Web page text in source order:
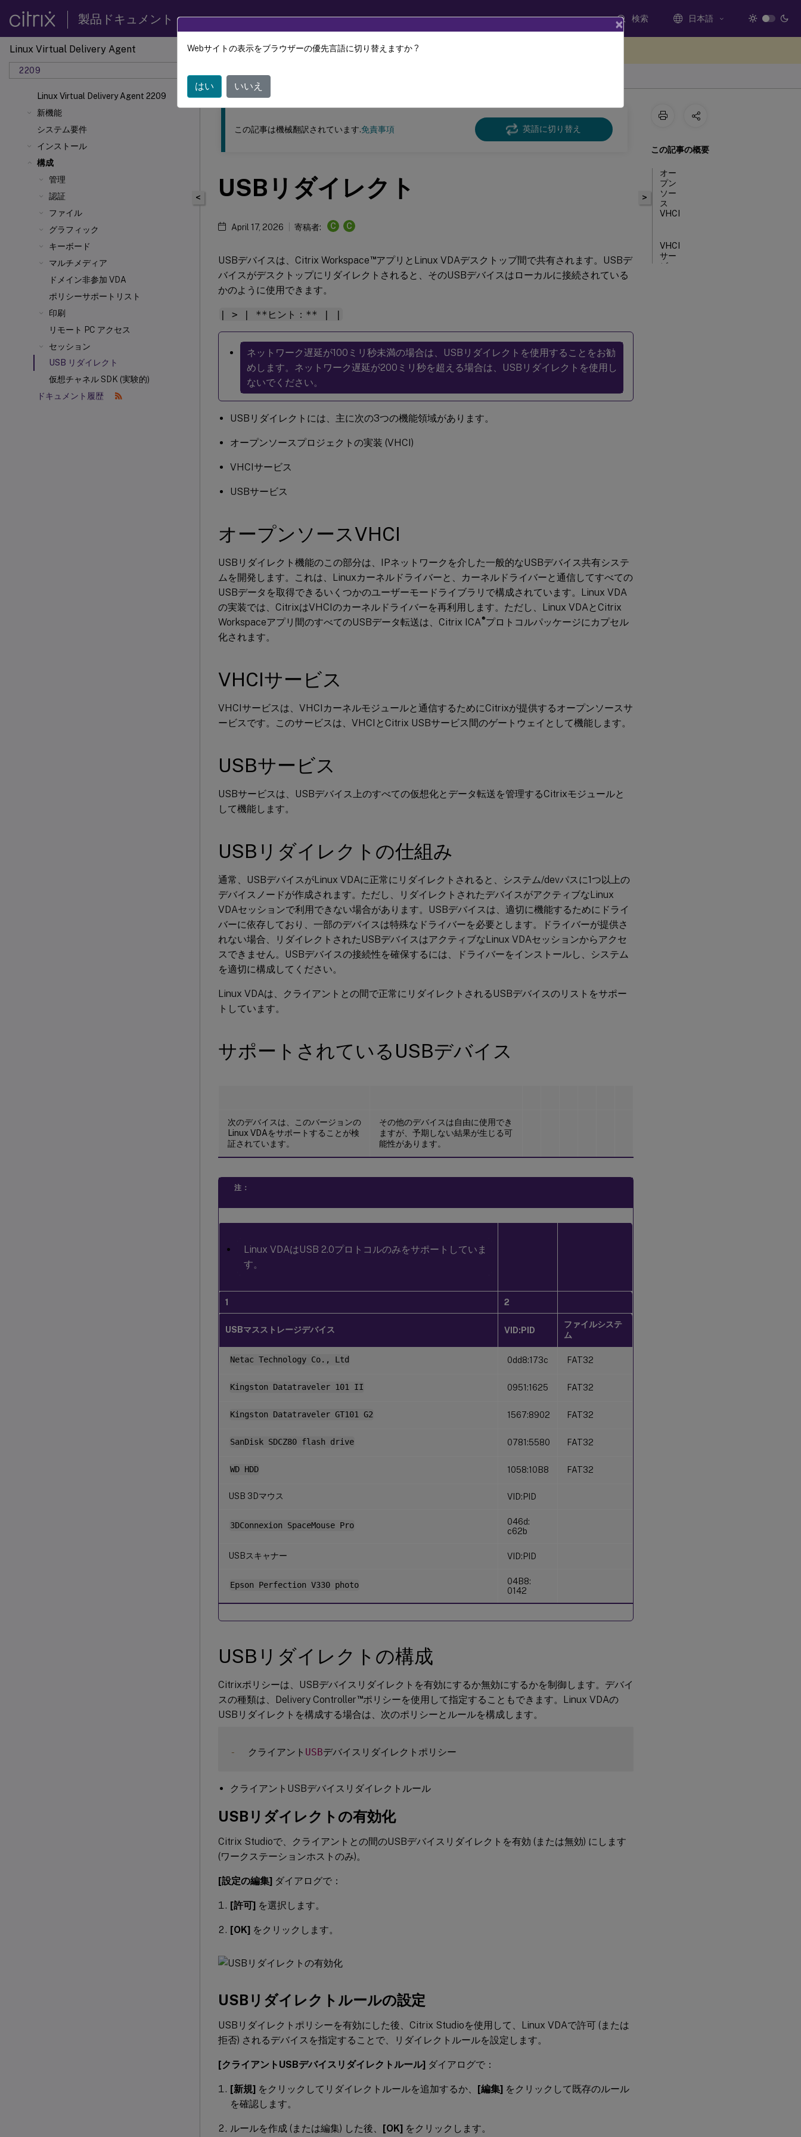
製品ドキュメント 検索 日本語
Linux Virtual Delivery Agent
2209
Linux Virtual Delivery Agent 2209
新機能
システム要件
インストール
構成
管理
認証
ファイル
グラフィック
キーボード
マルチメディア
ドメイン非参加 VDA
ポリシーサポートリスト
印刷
リモート PC アクセス
セッション
USB リダイレクト
仮想チャネル SDK (実験的)
ドキュメント履歴
このコンテンツは動的に機械翻訳されています。
リナックス バーチャル デリバリー エージェント
<
この記事は機械翻訳されています.免責事項 英語に切り替え
USBリダイレクト
April 17, 2026 寄稿者: C C
USBデバイスは、Citrix Workspace™アプリとLinux VDAデスクトップ間で共有されます。USBデ
バイスがデスクトップにリダイレクトされると、そのUSBデバイスはローカルに接続されている
かのように使用できます。
| > | **ヒント：** | |
ネットワーク遅延が100ミリ秒未満の場合は、USBリダイレクトを使用することをお勧
めします。ネットワーク遅延が200ミリ秒を超える場合は、USBリダイレクトを使用し
ないでください。
USBリダイレクトには、主に次の3つの機能領域があります。
オープンソースプロジェクトの実装 (VHCI)
VHCIサービス
USBサービス
オープンソースVHCI
USBリダイレクト機能のこの部分は、IPネットワークを介した一般的なUSBデバイス共有システ
ムを開発します。これは、Linuxカーネルドライバーと、カーネルドライバーと通信してすべての
USBデータを取得できるいくつかのユーザーモードライブラリで構成されています。Linux VDA
の実装では、CitrixはVHCIのカーネルドライバーを再利用します。ただし、Linux VDAとCitrix
Workspaceアプリ間のすべてのUSBデータ転送は、Citrix ICA®プロトコルパッケージにカプセル
化されます。
VHCIサービス
VHCIサービスは、VHCIカーネルモジュールと通信するためにCitrixが提供するオープンソースサ
ービスです。このサービスは、VHCIとCitrix USBサービス間のゲートウェイとして機能します。
USBサービス
USBサービスは、USBデバイス上のすべての仮想化とデータ転送を管理するCitrixモジュールと
して機能します。
USBリダイレクトの仕組み
通常、USBデバイスがLinux VDAに正常にリダイレクトされると、システム/devパスに1つ以上の
デバイスノードが作成されます。ただし、リダイレクトされたデバイスがアクティブなLinux
VDAセッションで利用できない場合があります。USBデバイスは、適切に機能するためにドライ
バーに依存しており、一部のデバイスは特殊なドライバーを必要とします。ドライバーが提供さ
れない場合、リダイレクトされたUSBデバイスはアクティブなLinux VDAセッションからアクセ
スできません。USBデバイスの接続性を確保するには、ドライバーをインストールし、システム
を適切に構成してください。
Linux VDAは、クライアントとの間で正常にリダイレクトされるUSBデバイスのリストをサポー
トしています。
サポートされているUSBデバイス
次のデバイスは、このバージョンの
Linux VDAをサポートすることが検
証されています。
その他のデバイスは自由に使用でき
ますが、予期しない結果が生じる可
能性があります。
注：
Linux VDAはUSB 2.0プロトコルのみをサポートしていま
す。
1 2
USBマスストレージデバイス VID:PID
ファイルシステ
ム
Netac Technology Co., Ltd 0dd8:173c FAT32
Kingston Datatraveler 101 II 0951:1625 FAT32
Kingston Datatraveler GT101 G2 1567:8902 FAT32
SanDisk SDCZ80 flash drive 0781:5580 FAT32
WD HDD 1058:10B8 FAT32
USB 3Dマウス VID:PID
3DConnexion SpaceMouse Pro
046d:
c62b
USBスキャナー VID:PID
Epson Perfection V330 photo
04B8:
0142
USBリダイレクトの構成
Citrixポリシーは、USBデバイスリダイレクトを有効にするか無効にするかを制御します。デバイ
スの種類は、Delivery Controller™ポリシーを使用して指定することもできます。Linux VDAの
USBリダイレクトを構成する場合は、次のポリシーとルールを構成します。
-
  クライアント
USB
クライアントUSBデバイスリダイレクトルール
USBリダイレクトの有効化
Citrix Studioで、クライアントとの間のUSBデバイスリダイレクトを有効 (または無効) にします
(ワークステーションホストのみ)。
[設定の編集] ダイアログで：
[許可] を選択します。
[OK] をクリックします。
USBリダイレクトルールの設定
USBリダイレクトポリシーを有効にした後、Citrix Studioを使用して、Linux VDAで許可 (または
拒否) されるデバイスを指定することで、リダイレクトルールを設定します。
[クライアントUSBデバイスリダイレクトルール] ダイアログで：
[新規] をクリックしてリダイレクトルールを追加するか、 [編集] をクリックして既存のルール
を確認します。
ルールを作成 (または編集) した後、 [OK] をクリックします。
>
この記事の概要
オー
プン
ソー
ス
VHCI
VHCI
サー
ビス
×
Webサイトの表示をブラウザーの優先言語に切り替えますか ?
はい いいえ